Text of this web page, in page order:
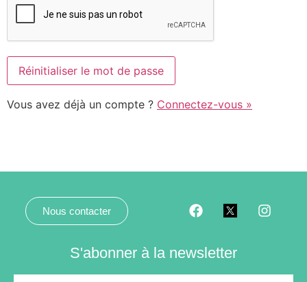
Vous avez déjà un compte ? Connectez-vous »
Nous contacter
S'abonner à la newsletter